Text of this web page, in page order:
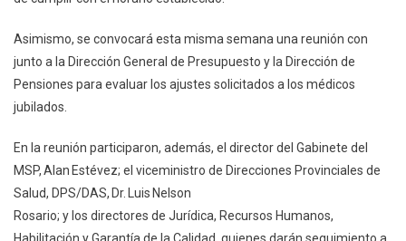
Asimismo, se convocará esta misma semana una reunión con
junto a la Dirección General de Presupuesto y la Dirección de
Pensiones para evaluar los ajustes solicitados a los médicos
jubilados.
En la reunión participaron, además, el director del Gabinete del
MSP, Alan Estévez; el viceministro de Direcciones Provinciales de
Salud, DPS/DAS, Dr. Luis Nelson
Rosario; y los directores de Jurídica, Recursos Humanos,